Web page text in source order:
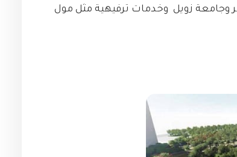
وجامعة زويل وخدمات ترفيهية مثل مول